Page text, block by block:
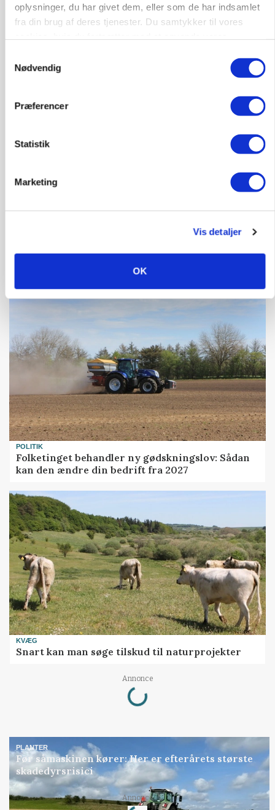
oplysninger, du har givet dem, eller som de har indsamlet
fra din brug af deres tjenester. Du samtykker til vores
Nødvendig
Præferencer
Statistik
Marketing
Vis detaljer
OK
Fra mark til mur: Byggeriet kan åbne nyt
marked for biokul
»Nu stopper I«: Landbrugsdebattør og
POLITIK
Folketinget behandler ny gødskningslov: Sådan
kan den ændre din bedrift fra 2027
KVÆG
Snart kan man søge tilskud til naturprojekter
Annonce
Loading...
PLANTER
Før såmaskinen kører: Her er efterårets største
skadedyrsrisici
Annonce